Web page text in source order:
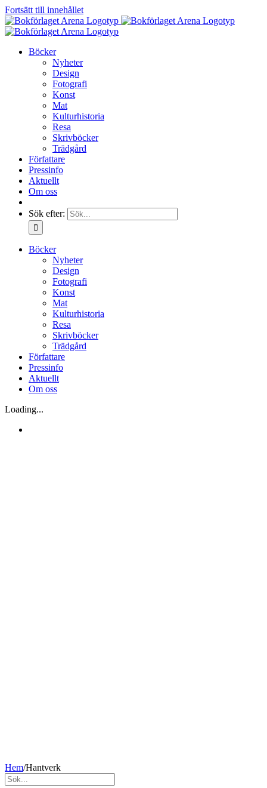
Fortsätt till innehållet
Böcker
Nyheter
Design
Fotografi
Konst
Mat
Kulturhistoria
Resa
Skrivböcker
Trädgård
Författare
Pressinfo
Aktuellt
Om oss
Sök efter:
Böcker
Nyheter
Design
Fotografi
Konst
Mat
Kulturhistoria
Resa
Skrivböcker
Trädgård
Författare
Pressinfo
Aktuellt
Om oss
Loading...
Hem/Hantverk